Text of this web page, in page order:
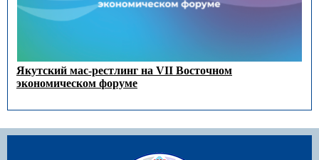
Якутский мас-рестлинг на VII Восточном
экономическом форуме